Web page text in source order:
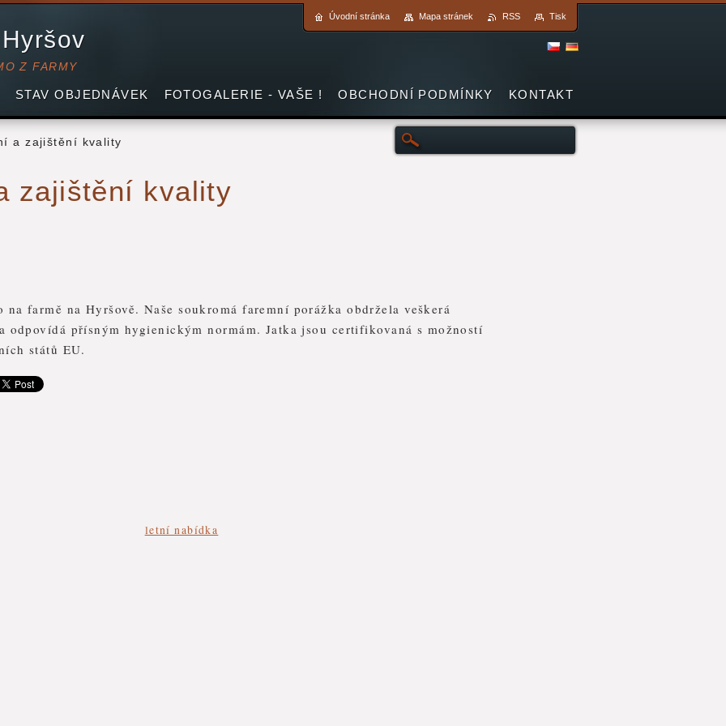
Z FARMY
a zajištění kvality
zajištění kvality
farmě na Hyršově. Naše soukromá faremní porážka obdržela veškerá
odpovídá přísným hygienickým normám. Jatka jsou certifikovaná s možností
států EU.
letní nabídka
STAV OBJEDNÁVEK FOTOGALERIE - VAŠE ! OBCHODNÍ PODMÍNKY KONTAKT
Úvodní stránka Mapa stránek RSS Tisk